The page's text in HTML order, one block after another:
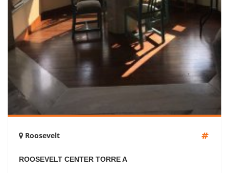
Roosevelt
ROOSEVELT CENTER TORRE A